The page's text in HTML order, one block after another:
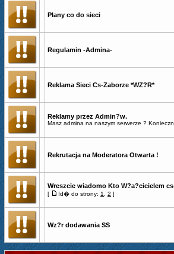
Plany co do sieci
Regulamin -Admina-
Reklama Sieci Cs-Zaborze *WZ?R*
Reklamy przez Admin?w.
Masz admina na naszym serwerze ?
Rekrutacja na Moderatora Otwarta !
Wreszcie wiadomo Kto W?a?cicielem
[ Id� do strony: 1 2 ]
Wz?r dodawania SS